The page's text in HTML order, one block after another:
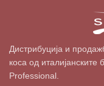
Дистрибуција и
коса од
Professional.